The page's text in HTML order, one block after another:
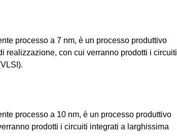
processo a 7 nm, è un processo produttivo
realizzazione, con cui verranno prodotti i circuiti
processo a 10 nm, è un processo produttivo
prodotti i circuiti integrati a larghissima